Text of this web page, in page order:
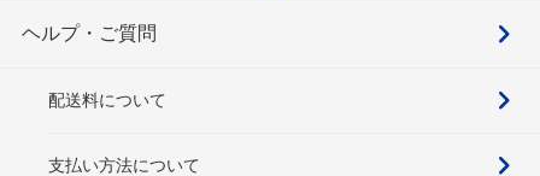
ヘルプ・ご質問
配送料について
支払い方法について